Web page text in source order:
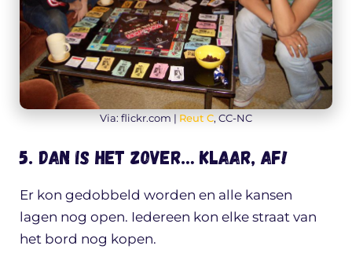
Via: flickr.com | Reut C, CC-NC
5. Dan is het zover… Klaar, AF!
Er kon gedobbeld worden en alle kansen
lagen nog open. Iedereen kon elke straat van
het bord nog kopen.